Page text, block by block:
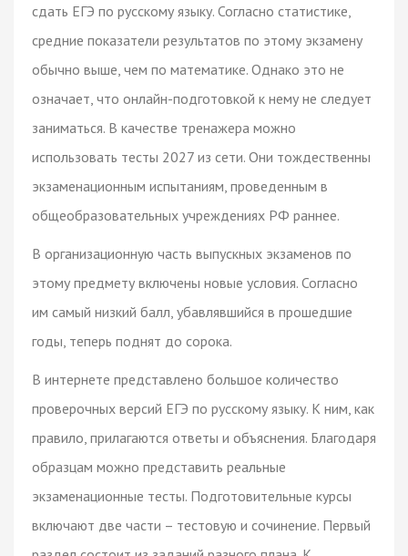
сдать ЕГЭ по русскому языку. Согласно статистике,
средние показатели результатов по этому экзамену
обычно выше, чем по математике. Однако это не
означает, что онлайн-подготовкой к нему не следует
заниматься. В качестве тренажера можно
использовать тесты 2027 из сети. Они тождественны
экзаменационным испытаниям, проведенным в
общеобразовательных учреждениях РФ раннее.
В организационную часть выпускных экзаменов по
этому предмету включены новые условия. Согласно
им самый низкий балл, убавлявшийся в прошедшие
годы, теперь поднят до сорока.
В интернете представлено большое количество
проверочных версий ЕГЭ по русскому языку. К ним, как
правило, прилагаются ответы и объяснения. Благодаря
образцам можно представить реальные
экзаменационные тесты. Подготовительные курсы
включают две части – тестовую и сочинение. Первый